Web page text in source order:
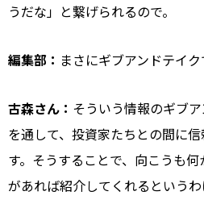
うだな」と繋げられるので。
編集部： まさにギブアンドテイク
古森さん： そういう情報のギブ
を通して、投資家たちとの間に
す。そうすることで、向こうも
があれば紹介してくれるというわ